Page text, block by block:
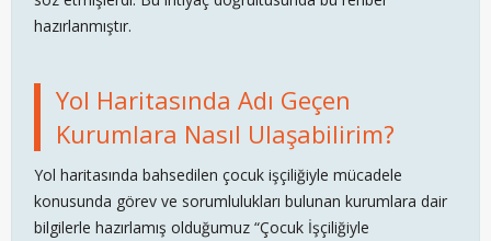
hazırlanmıştır.
Yol Haritasında Adı Geçen
Kurumlara Nasıl Ulaşabilirim?
Yol haritasında bahsedilen çocuk işçiliğiyle mücadele
konusunda görev ve sorumlulukları bulunan kurumlara dair
bilgilerle hazırlamış olduğumuz “Çocuk İşçiliğiyle